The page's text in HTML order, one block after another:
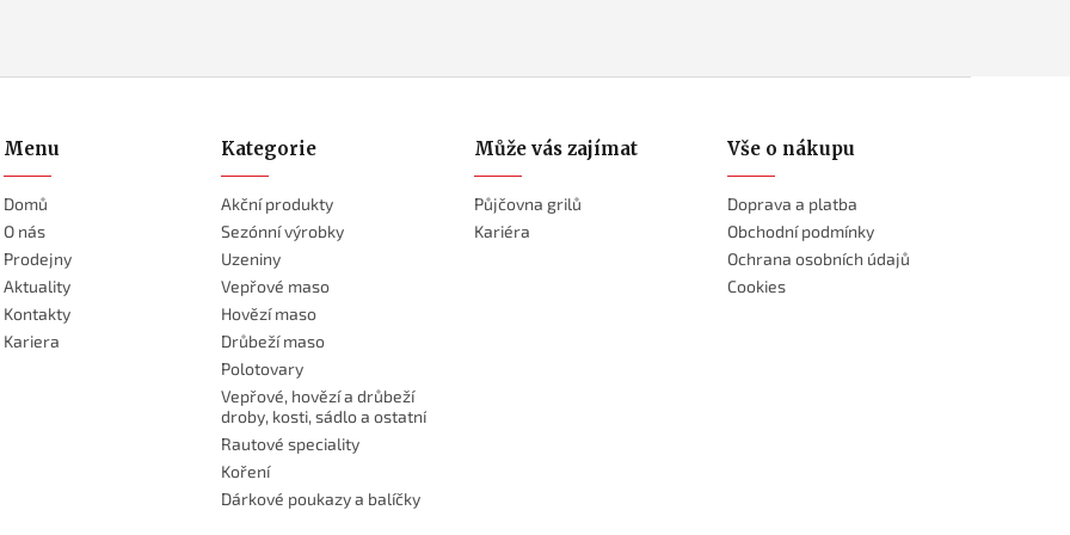
Menu
Domů
O nás
Prodejny
Aktuality
Kontakty
Kariera
Kategorie
Akční produkty
Sezónní výrobky
Uzeniny
Vepřové maso
Hovězí maso
Drůbeží maso
Polotovary
Vepřové, hovězí a drůbeží
droby, kosti, sádlo a ostatní
Rautové speciality
Koření
Dárkové poukazy a balíčky
Může vás zajímat
Půjčovna grilů
Kariéra
Vše o nákupu
Doprava a platba
Obchodní podmínky
Ochrana osobních údajů
Cookies